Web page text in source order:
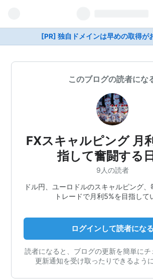
[PR] 独自ドメインは早めの取得が
このブログの読者にな
FXスキャルピング 月
指して奮闘する
9人の読者
ドル円、ユーロドルのスキャルピング
トレードで月利5%を目指して
ログインして読者になる
読者になると、ブログの更新を簡単にチ
更新通知を受け取ったりできるよう